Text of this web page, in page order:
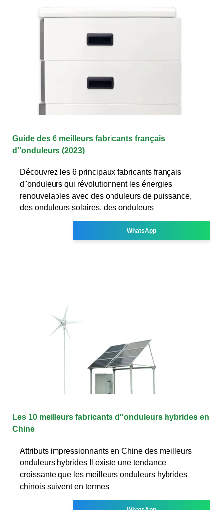
Guide des 6 meilleurs fabricants français
d''onduleurs (2023)
Découvrez les 6 principaux fabricants français
d''onduleurs qui révolutionnent les énergies
renouvelables avec des onduleurs de puissance,
des onduleurs solaires, des onduleurs
WhatsApp
Les 10 meilleurs fabricants d''onduleurs hybrides en
Chine
Attributs impressionnants en Chine des meilleurs
onduleurs hybrides Il existe une tendance
croissante que les meilleurs onduleurs hybrides
chinois suivent en termes